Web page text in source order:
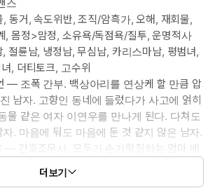
스
동거, 속도위반, 조직/암흑가, 오해, 재회물,
, 몸정>맘정, 소유욕/독점욕/질투, 운명적사
절륜남, 냉정남, 무심남, 카리스마남, 평범녀,
, 더티토크, 고수위
― 조폭 간부. 백상아리를 연상케 할 만큼 압
남자. 고향인 동네에 들렀다가 사고에 얽히
물 같은 여자 이연우를 만나게 된다. 다쳐도
. 마음에 둬도 마음에 둔 것 같지 않은 남자.
― 간호조무사. 모두가 손가락질하는 엄마 배
의 손에서 자라며, 고단한 삶을 살아온 여자.
삶을 더는 지속하기 어려울지도 모른다는 생각
더보기